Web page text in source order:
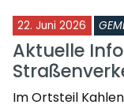
22. Juni 2026
Aktuelle
Im Ortsteil